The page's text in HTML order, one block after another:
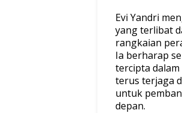
Evi Yandri
yang terlibat
rangkaian
Ia berharap
tercipta
terus terjaga
untuk
depan.